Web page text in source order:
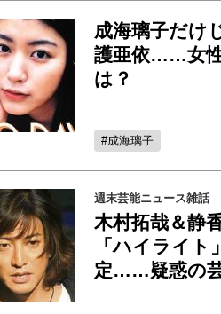
成海璃子だけ
護亜依……女性
は？
成海璃子
週末芸能ニュース雑話
木村拓哉＆静
「ハイライ
定……疑惑の